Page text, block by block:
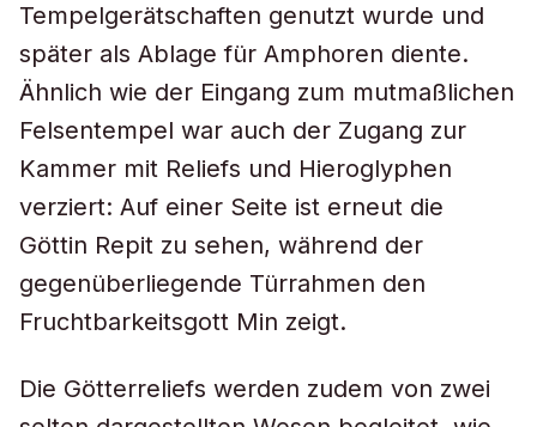
Tempelgerätschaften genutzt wurde und
später als Ablage für Amphoren diente.
Ähnlich wie der Eingang zum mutmaßlichen
Felsentempel war auch der Zugang zur
Kammer mit Reliefs und Hieroglyphen
verziert: Auf einer Seite ist erneut die
Göttin Repit zu sehen, während der
gegenüberliegende Türrahmen den
Fruchtbarkeitsgott Min zeigt.
Die Götterreliefs werden zudem von zwei